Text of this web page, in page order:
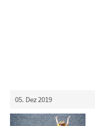
05. Dez 2019